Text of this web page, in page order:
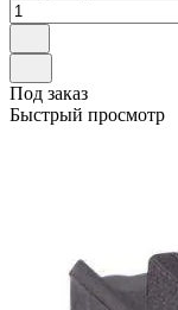
Под заказ
Быстрый просмотр